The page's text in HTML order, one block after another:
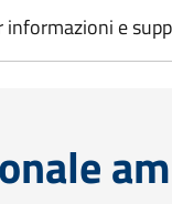
e